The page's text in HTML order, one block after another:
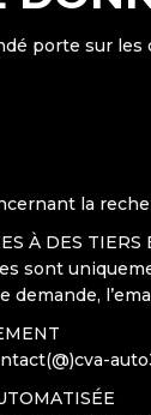
porte sur
la
À DES
sont